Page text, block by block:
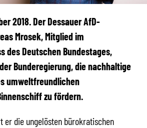
2018. Der Dessauer AfD-
Mrosek, Mitglied im
des Deutschen Bundestages,
Bunderegierung, die nachhaltige
umweltfreundlichen
zu fördern.
er die ungelösten bürokratischen